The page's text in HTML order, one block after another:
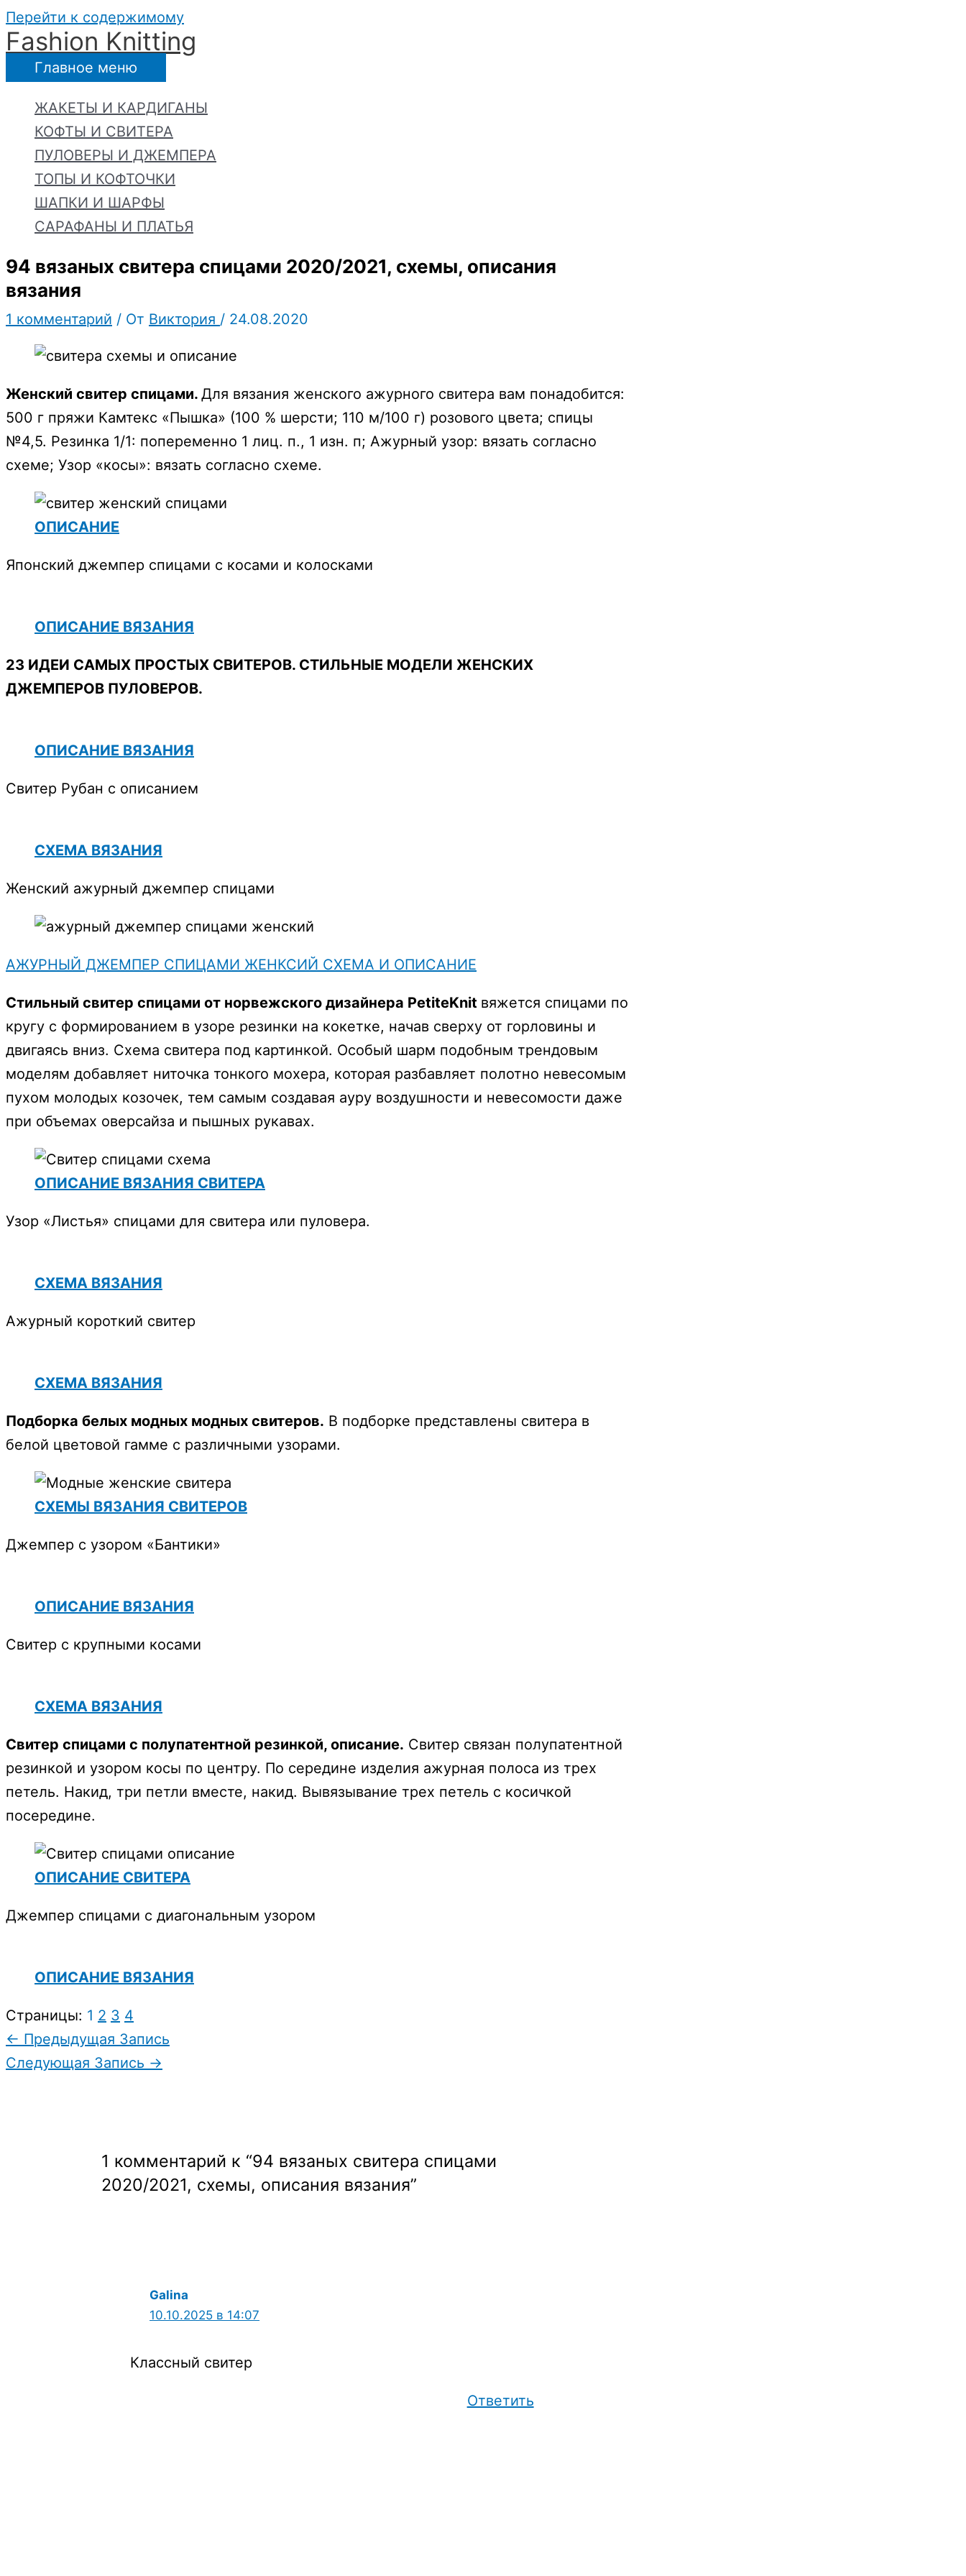
Перейти к содержимому
Fashion Knitting
Главное меню
ЖАКЕТЫ И КАРДИГАНЫ
КОФТЫ И СВИТЕРА
ПУЛОВЕРЫ И ДЖЕМПЕРА
ТОПЫ И КОФТОЧКИ
ШАПКИ И ШАРФЫ
САРАФАНЫ И ПЛАТЬЯ
94 вязаных свитерa спицами 2020/2021, схемы, описания
вязания
1 комментарий / От Виктория / 24.08.2020
Женский свитер спицами. Для вязания женского ажурного свитера вам понадобится:
500 г пряжи Камтекс «Пышка» (100 % шерсти; 110 м/100 г) розового цвета; спицы
№4,5. Резинка 1/1: попеременно 1 лиц. п., 1 изн. п; Ажурный узор: вязать согласно
схеме; Узор «косы»: вязать согласно схеме.
ОПИСАНИЕ
Японский джемпер спицами с косами и колосками
ОПИСАНИЕ ВЯЗАНИЯ
23 ИДЕИ САМЫХ ПРОСТЫХ СВИТЕРОВ. СТИЛЬНЫЕ МОДЕЛИ ЖЕНСКИХ
ДЖЕМПЕРОВ ПУЛОВЕРОВ.
ОПИСАНИЕ ВЯЗАНИЯ
Свитер Рубан с описанием
СХЕМА ВЯЗАНИЯ
Женский ажурный джемпер спицами
АЖУРНЫЙ ДЖЕМПЕР СПИЦАМИ ЖЕНКСИЙ СХЕМА И ОПИСАНИЕ
Стильный свитер спицами от норвежского дизайнера PetiteKnit вяжется спицами по
кругу с формированием в узоре резинки на кокетке, начав сверху от горловины и
двигаясь вниз. Схема свитера под картинкой. Особый шарм подобным трендовым
моделям добавляет ниточка тонкого мохера, которая разбавляет полотно невесомым
пухом молодых козочек, тем самым создавая ауру воздушности и невесомости даже
при объемах оверсайза и пышных рукавах.
ОПИСАНИЕ ВЯЗАНИЯ СВИТЕРА
Узор «Листья» спицами для свитера или пуловера.
СХЕМА ВЯЗАНИЯ
Ажурный короткий свитер
СХЕМА ВЯЗАНИЯ
Подборка белых модных модных свитеров. В подборке представлены свитера в
белой цветовой гамме с различными узорами.
СХЕМЫ ВЯЗАНИЯ СВИТЕРОВ
Джемпер с узором «Бантики»
ОПИСАНИЕ ВЯЗАНИЯ
Свитер с крупными косами
СХЕМА ВЯЗАНИЯ
Свитер спицами с полупатентной резинкой, описание. Свитер связан полупатентной
резинкой и узором косы по центру. По середине изделия ажурная полоса из трех
петель. Накид, три петли вместе, накид. Вывязывание трех петель с косичкой
посередине.
ОПИСАНИЕ СВИТЕРА
Джемпер спицами с диагональным узором
ОПИСАНИЕ ВЯЗАНИЯ
Страницы: 1 2 3 4
← Предыдущая Запись
Следующая Запись →
1 комментарий к “94 вязаных свитерa спицами
2020/2021, схемы, описания вязания”
Galina
10.10.2025 в 14:07
Классный свитер
Ответить